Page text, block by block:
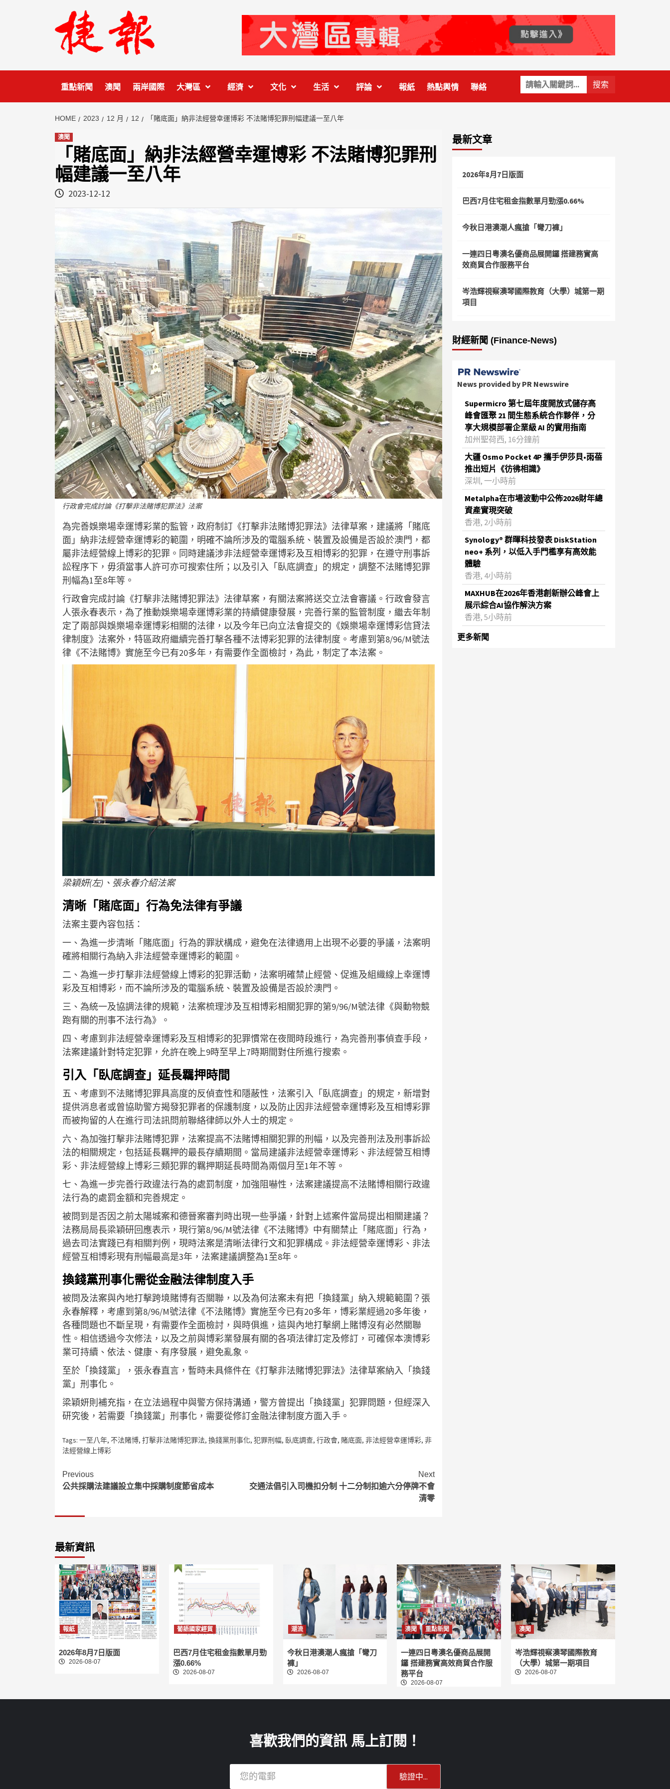
關
鍵
字:
重點新聞 澳聞 兩岸國際 大灣區 經濟 文化 生活 評論 報紙 熱點輿情 聯絡
HOME 2023 12 月 12 「賭底面」納非法經營幸運博彩 不法賭博犯罪刑幅建議一至八年
澳聞
「賭底面」納非法經營幸運博彩 不法賭博犯罪刑
幅建議一至八年
2023-12-12
行政會完成討論《打擊非法賭博犯罪法》法案
為完善娛樂場幸運博彩業的監管，政府制訂《打擊非法賭博犯罪法》法律草案，建議將「賭底
面」納非法經營幸運博彩的範圍，明確不論所涉及的電腦系統、裝置及設備是否設於澳門，都
屬非法經營線上博彩的犯罪。同時建議涉非法經營幸運博彩及互相博彩的犯罪，在遵守刑事訴
訟程序下，毋須當事人許可亦可搜索住所；以及引入「臥底調查」的規定，調整不法賭博犯罪
刑幅為1至8年等。
行政會完成討論《打擊非法賭博犯罪法》法律草案，有關法案將送交立法會審議。行政會發言
人張永春表示，為了推動娛樂場幸運博彩業的持續健康發展，完善行業的監管制度，繼去年制
定了兩部與娛樂場幸運博彩相關的法律，以及今年已向立法會提交的《娛樂場幸運博彩信貸法
律制度》法案外，特區政府繼續完善打擊各種不法博彩犯罪的法律制度。考慮到第8/96/M號法
律《不法賭博》實施至今已有20多年，有需要作全面檢討，為此，制定了本法案。
梁穎妍(左)、張永春介紹法案
清晰「賭底面」行為免法律有爭議
法案主要內容包括：
一、為進一步清晰「賭底面」行為的罪狀構成，避免在法律適用上出現不必要的爭議，法案明
確將相關行為納入非法經營幸運博彩的範圍。
二、為進一步打擊非法經營線上博彩的犯罪活動，法案明確禁止經營、促進及組織線上幸運博
彩及互相博彩，而不論所涉及的電腦系統、裝置及設備是否設於澳門。
三、為統一及協調法律的規範，法案梳理涉及互相博彩相關犯罪的第9/96/M號法律《與動物競
跑有關的刑事不法行為》。
四、考慮到非法經營幸運博彩及互相博彩的犯罪慣常在夜間時段進行，為完善刑事偵查手段，
法案建議針對特定犯罪，允許在晚上9時至早上7時期間對住所進行搜索。
引入「臥底調查」延長羈押時間
五、考慮到不法賭博犯罪具高度的反偵查性和隱蔽性，法案引入「臥底調查」的規定，新增對
提供消息者或曾協助警方揭發犯罪者的保護制度，以及防止因非法經營幸運博彩及互相博彩罪
而被拘留的人在進行司法訊問前聯絡律師以外人士的規定。
六、為加強打擊非法賭博犯罪，法案提高不法賭博相關犯罪的刑幅，以及完善刑法及刑事訴訟
法的相關規定，包括延長羈押的最長存續期間。當局建議非法經營幸運博彩、非法經營互相博
彩、非法經營線上博彩三類犯罪的羈押期延長時間為兩個月至1年不等。
七、為進一步完善行政違法行為的處罰制度，加強阻嚇性，法案建議提高不法賭博相關行政違
法行為的處罰金額和完善規定。
被問到是否因之前太陽城案和德晉案審判時出現一些爭議，針對上述案件當局提出相關建議？
法務局局長梁穎研回應表示，現行第8/96/M號法律《不法賭博》中有關禁止「賭底面」行為，
過去司法實踐已有相關判例，現時法案是清晰法律行文和犯罪構成。非法經營幸運博彩、非法
經營互相博彩現有刑幅最高是3年，法案建議調整為1至8年。
換錢黨刑事化需從金融法律制度入手
被問及法案與內地打擊跨境賭博有否關聯，以及為何法案未有把「換錢黨」納入規範範圍？張
永春解釋，考慮到第8/96/M號法律《不法賭博》實施至今已有20多年，博彩業經過20多年後，
各種問題也不斷呈現，有需要作全面檢討，與時俱進，這與內地打擊網上賭博沒有必然關聯
性。相信透過今次修法，以及之前與博彩業發展有關的各項法律訂定及修訂，可確保本澳博彩
業可持續、依法、健康、有序發展，避免亂象。
至於「換錢黨」，張永春直言，暫時未具條件在《打擊非法賭博犯罪法》法律草案納入「換錢
黨」刑事化。
梁穎妍則補充指，在立法過程中與警方保持溝通，警方曾提出「換錢黨」犯罪問題，但經深入
研究後，若需要「換錢黨」刑事化，需要從修訂金融法律制度方面入手。
Tags: 一至八年, 不法賭博, 打擊非法賭博犯罪法, 換錢黨刑事化, 犯罪刑幅, 臥底調查, 行政會, 賭底面, 非法經營幸運博彩, 非
法經營線上博彩
Continue
Reading
Previous
公共採購法建議設立集中採購制度節省成本
Next
交通法倡引入司機扣分制 十二分制扣逾六分停牌不會
清零
最新文章
2026年8月7日版面
巴西7月住宅租金指數單月勁漲0.66%
今秋日港澳潮人瘋搶「彎刀褲」
一連四日粵澳名優商品展開鑼 搭建務實高
效商貿合作服務平台
岑浩輝視察澳琴國際教育（大學）城第一期
項目
財經新聞 (Finance-News)
News provided by PR Newswire
Supermicro 第七屆年度開放式儲存高
峰會匯聚 21 間生態系統合作夥伴，分
享大規模部署企業級 AI 的實用指南
加州聖荷西, 16分鐘前
大疆 Osmo Pocket 4P 攜手伊莎貝•雨蓓
推出短片《彷彿相識》
深圳, 一小時前
Metalpha在市場波動中公佈2026財年總
資產實現突破
‌香港, 2小時前
Synology® 群暉科技發表 DiskStation
neo+ 系列，以低入手門檻享有高效能
體驗
香港, 4小時前
MAXHUB在2026年香港創新辦公峰會上
展示綜合AI協作解決方案
香港, 5小時前
更多新聞
最新資訊
報紙
2026年8月7日版面
2026-08-07
葡語國家經貿
巴西7月住宅租金指數單月勁
漲0.66%
2026-08-07
潮流
今秋日港澳潮人瘋搶「彎刀
褲」
2026-08-07
澳聞 重點新聞
一連四日粵澳名優商品展開
鑼 搭建務實高效商貿合作服
務平台
2026-08-07
澳聞
岑浩輝視察澳琴國際教育
（大學）城第一期項目
2026-08-07
喜歡我們的資訊 馬上訂閱！